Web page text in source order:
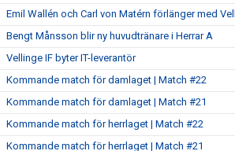
Emil Wallén och Carl von Matérn förlänger med
Bengt Månsson blir ny huvudtränare i Herrar A
Vellinge IF byter IT-leverantör
Kommande match för damlaget | Match #22
Kommande match för damlaget | Match #21
Kommande match för herrlaget | Match #22
Kommande match för herrlaget | Match #21